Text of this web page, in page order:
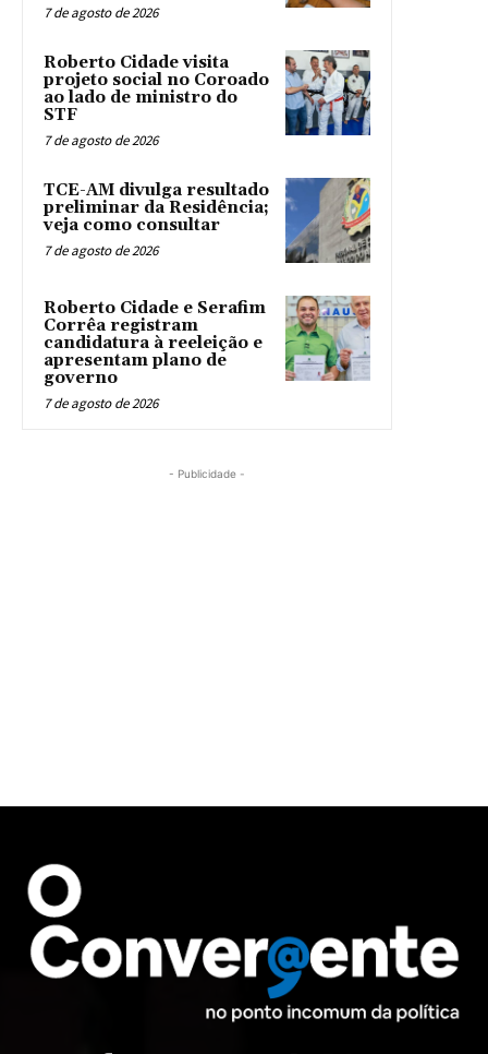
7 de agosto de 2026
Roberto Cidade visita
projeto social no Coroado
ao lado de ministro do
STF
7 de agosto de 2026
TCE-AM divulga resultado
preliminar da Residência;
veja como consultar
7 de agosto de 2026
Roberto Cidade e Serafim
Corrêa registram
candidatura à reeleição e
apresentam plano de
governo
7 de agosto de 2026
- Publicidade -